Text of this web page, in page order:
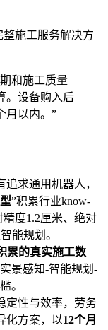
整施工服务解决方
和施工质量
。设备购入后
月以内。”
追求通用机器人，
”积累行业know-
度1.2厘米、绝对
能规划。
累的真实施工数
景感知-智能规划-
。
定性与效率，劳务
化方案，以12个月